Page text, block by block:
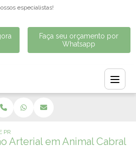
especialistas!
Faça seu orçamento por
Whatsapp
PRESSÃO ARTERIAL EM ANIMAL CABRAL
Arterial em Animal Cabral